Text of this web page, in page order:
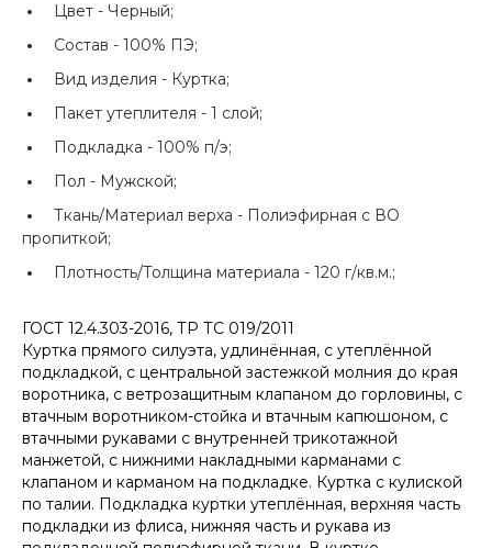
Цвет - Черный;
Состав - 100% ПЭ;
Вид изделия - Куртка;
Пакет утеплителя - 1 слой;
Подкладка - 100% п/э;
Пол - Мужской;
Ткань/Материал верха - Полиэфирная с ВО
пропиткой;
Плотность/Толщина материала - 120 г/кв.м.;
ГОСТ 12.4.303-2016, ТР ТС 019/2011
Куртка прямого силуэта, удлинённая, с утеплённой
подкладкой, с центральной застежкой молния до края
воротника, с ветрозащитным клапаном до горловины, с
втачным воротником-стойка и втачным капюшоном, с
втачными рукавами с внутренней трикотажной
манжетой, с нижними накладными карманами с
клапаном и карманом на подкладке. Куртка с кулиской
по талии. Подкладка куртки утеплённая, верхняя часть
подкладки из флиса, нижняя часть и рукава из